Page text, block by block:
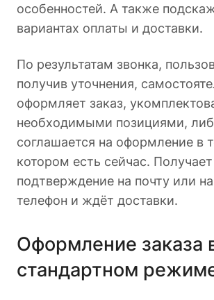
особенностей. А также
вариантах оплаты и доставки.
По результатам звонка,
получив уточнения,
оформляет заказ,
необходимыми позициями,
соглашается на оформление в
котором есть сейчас. Получает
подтверждение на почту или
телефон и ждёт доставки.
Оформление заказа
стандартном